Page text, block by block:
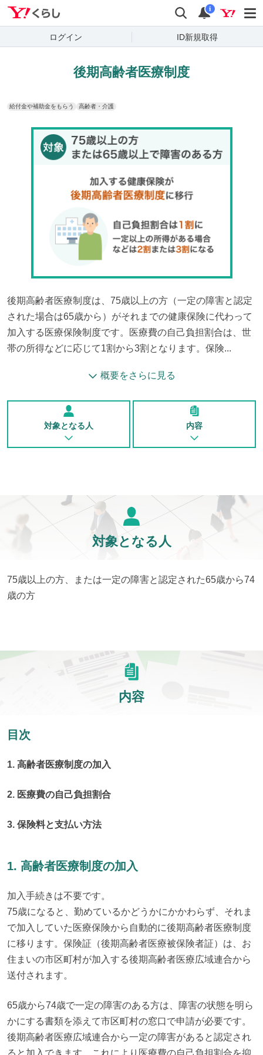
検索 通知
i
ログイン ID新規取得
後期高齢者医療制度
給付金や補助金をもらう 高齢者・介護
後期高齢者医療制度は、75歳以上の方（一定の障害と認定
された場合は65歳から）がそれまでの健康保険に代わって
加入する医療保険制度です。医療費の自己負担割合は、世
帯の所得などに応じて1割から3割となります。保険...
概要をさらに見る
対象となる人 内容
対象となる人
75歳以上の方、または一定の障害と認定された65歳から74
歳の方
内容
目次
1. 高齢者医療制度の加入
2. 医療費の自己負担割合
3. 保険料と支払い方法
1. 高齢者医療制度の加入
加入手続きは不要です。
75歳になると、勤めているかどうかにかかわらず、それま
で加入していた医療保険から自動的に後期高齢者医療制度
に移ります。保険証（後期高齢者医療被保険者証）は、お
住まいの市区町村が加入する後期高齢者医療広域連合から
送付されます。
65歳から74歳で一定の障害のある方は、障害の状態を明ら
かにする書類を添えて市区町村の窓口で申請が必要です。
後期高齢者医療広域連合から一定の障害があると認定され